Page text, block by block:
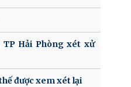
TP Hải Phòng xét xử
được xem xét lại